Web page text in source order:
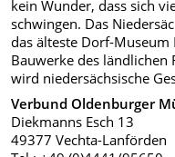
kein Wunder, dass sich
schwingen. Das
das älteste Dorf-
Bauwerke des ländlichen
wird niedersächsische
Verbund Oldenburger
Diekmanns Esch 13
49377 Vechta-Lanförden